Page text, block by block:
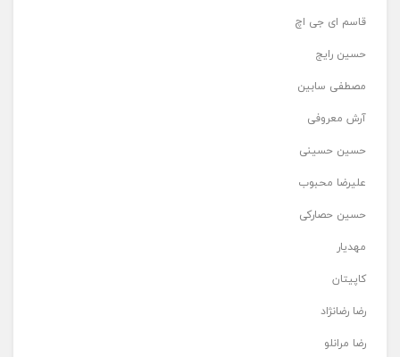
قاسم ای جی اچ
حسین رایج
مصطفی سابین
آرش معروفی
حسین حسینی
علیرضا محبوب
حسین حصارکی
مهدیار
کاپیتان
رضا رضانژاد
رضا مرانلو